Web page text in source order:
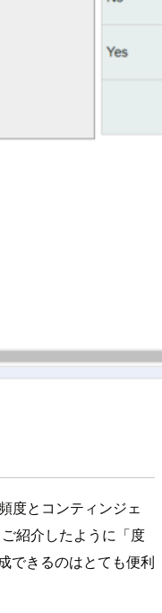
度とコンティンジェ
紹介したように「度
できるのはとても便利